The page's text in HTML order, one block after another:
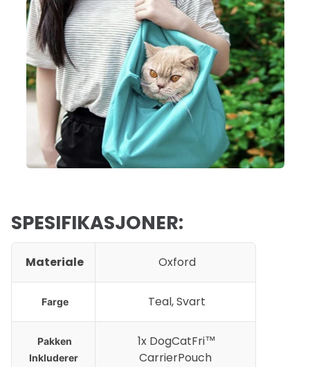
SPESIFIKASJONER:
Materiale Oxford
Farge Teal, Svart
Pakken
Inkluderer
1x DogCatFri™
CarrierPouch